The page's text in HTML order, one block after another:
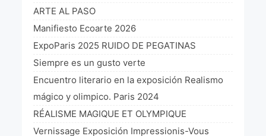
L’art Latino-américain à Paris 2019
Reflecting Source. NY 2019
«Sincronías con sentido» Bogotá Colombia 2019
«Huellas trashumantes» New York 2018
Commissaire D’exposition
ARTE AL PASO
Manifiesto Ecoarte 2026
ExpoParis 2025 RUIDO DE PEGATINAS
Siempre es un gusto verte
Encuentro literario en la exposición Realismo
mágico y olimpico. Paris 2024
RÉALISME MAGIQUE ET OLYMPIQUE
Vernissage Exposición Impressionis-Vous